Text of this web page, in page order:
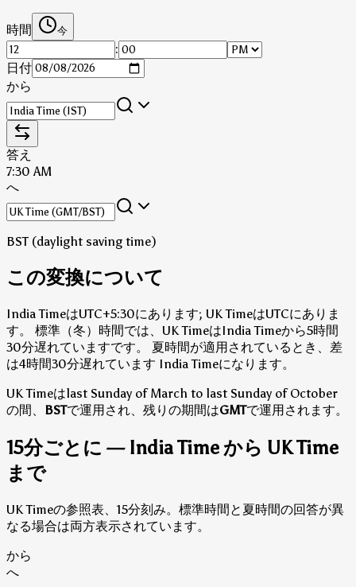
時間 今
:
日付
から
答え
7:30 AM
へ
BST (daylight saving time)
この変換について
India TimeはUTC+5:30にあります; UK TimeはUTCにありま
す。
標準（冬）時間では、UK TimeはIndia Timeから5時間
30分遅れていますです。
夏時間が適用されているとき、差
は4時間30分遅れています India Timeになります。
UK Timeはlast Sunday of March to last Sunday of October
の間、 BSTで運用され、残りの期間はGMTで運用されます。
15分ごとに — India Time から UK Time
まで
UK Timeの参照表、15分刻み。標準時間と夏時間の回答が異
なる場合は両方表示されています。
から
へ